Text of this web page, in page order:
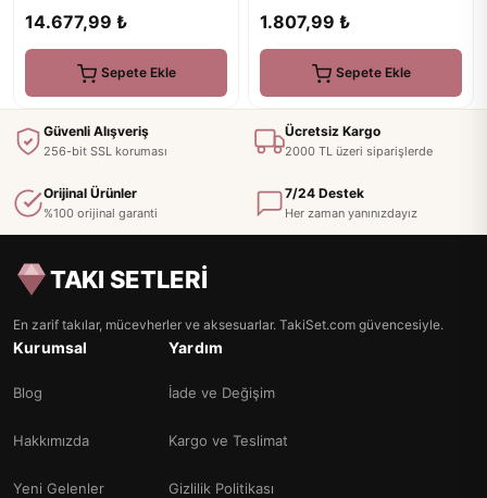
14.677,99 ₺
Sepete Ekle
1.807,99 ₺
Sepete Ekle
Güvenli Alışveriş
256-bit SSL koruması
Ücretsiz Kargo
2000 TL üzeri siparişlerde
Orijinal Ürünler
%100 orijinal garanti
7/24 Destek
Her zaman yanınızdayız
TAKI SETLERİ
En zarif takılar, mücevherler ve aksesuarlar. TakiSet.com güvencesiyle.
Kurumsal
Blog
Hakkımızda
Yeni Gelenler
Yardım
İade ve Değişim
Kargo ve Teslimat
Gizlilik Politikası